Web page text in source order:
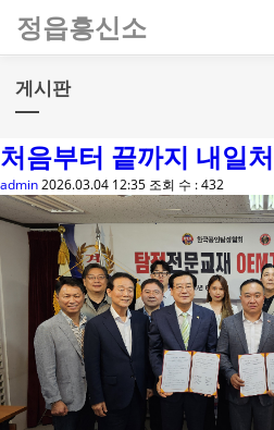
정읍흥신소
게시판
처음부터 끝까지 내일
admin2026.03.04 12:35 조회 수 : 432